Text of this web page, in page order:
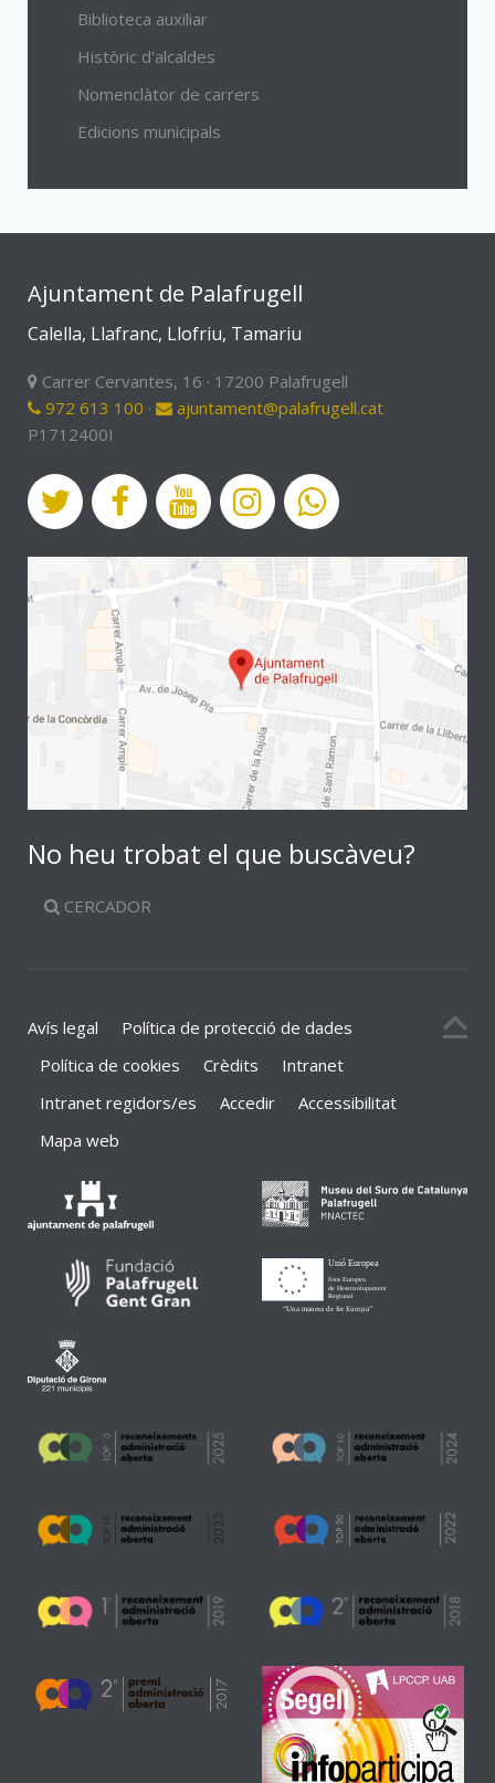
Biblioteca auxiliar
Històric d'alcaldes
Nomenclàtor de carrers
Edicions municipals
Ajuntament de Palafrugell
Calella, Llafranc, Llofriu, Tamariu
Carrer Cervantes, 16 · 17200 Palafrugell
972 613 100 ·
ajuntament@palafrugell.cat
P1712400I
No heu trobat el que buscàveu?
CERCADOR
Avís legal
Política de protecció de dades
Política de cookies
Crèdits
Intranet
Intranet regidors/es
Accedir
Accessibilitat
Mapa web